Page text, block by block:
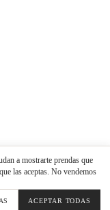
a mostrarte prendas que
las aceptas. No vendemos
ACEPTAR TODAS